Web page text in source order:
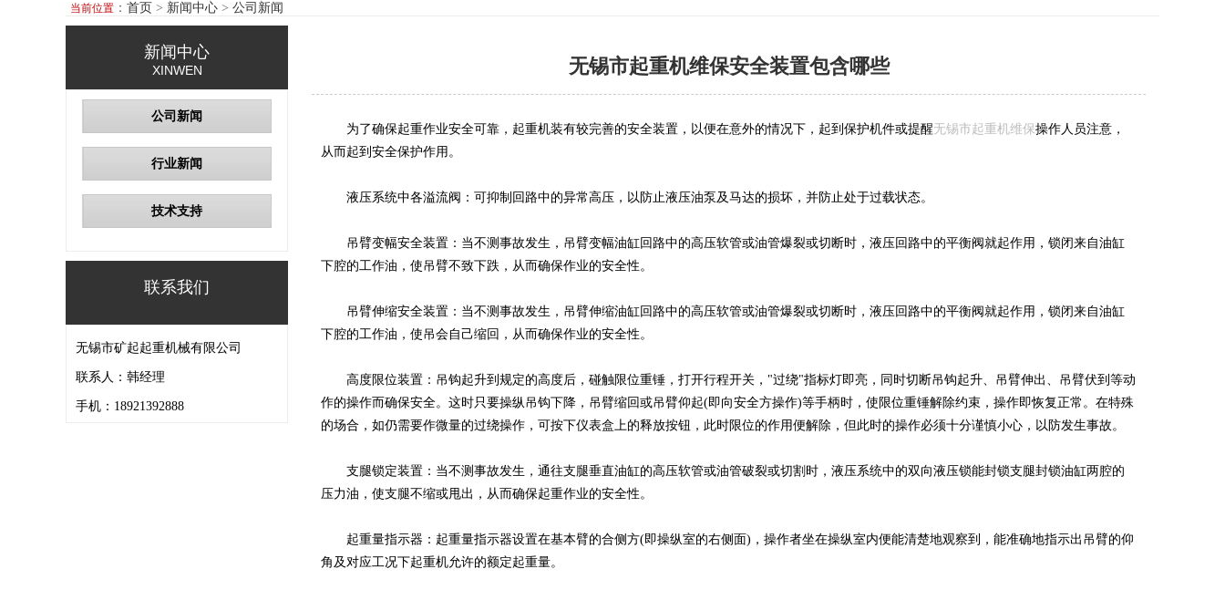
当前位置 ： 首页 > 新闻中心 > 公司新闻
新闻中心
XINWEN
公司新闻
行业新闻
技术支持
联系我们
无锡市矿起起重机械有限公司
联系人：韩经理
手机：18921392888
无锡市起重机维保安全装置包含哪些
为了确保起重作业安全可靠，起重机装有较完善的安全装置，以便在意外的情况下，起到保护机件或提醒无锡市起重机维保操作人员注意，
从而起到安全保护作用。
液压系统中各溢流阀：可抑制回路中的异常高压，以防止液压油泵及马达的损坏，并防止处于过载状态。
吊臂变幅安全装置：当不测事故发生，吊臂变幅油缸回路中的高压软管或油管爆裂或切断时，液压回路中的平衡阀就起作用，锁闭来自油缸
下腔的工作油，使吊臂不致下跌，从而确保作业的安全性。
吊臂伸缩安全装置：当不测事故发生，吊臂伸缩油缸回路中的高压软管或油管爆裂或切断时，液压回路中的平衡阀就起作用，锁闭来自油缸
下腔的工作油，使吊会自己缩回，从而确保作业的安全性。
高度限位装置：吊钩起升到规定的高度后，碰触限位重锤，打开行程开关，"过绕"指标灯即亮，同时切断吊钩起升、吊臂伸出、吊臂伏到等动
作的操作而确保安全。这时只要操纵吊钩下降，吊臂缩回或吊臂仰起(即向安全方操作)等手柄时，使限位重锤解除约束，操作即恢复正常。在特殊
的场合，如仍需要作微量的过绕操作，可按下仪表盒上的释放按钮，此时限位的作用便解除，但此时的操作必须十分谨慎小心，以防发生事故。
支腿锁定装置：当不测事故发生，通往支腿垂直油缸的高压软管或油管破裂或切割时，液压系统中的双向液压锁能封锁支腿封锁油缸两腔的
压力油，使支腿不缩或甩出，从而确保起重作业的安全性。
起重量指示器：起重量指示器设置在基本臂的合侧方(即操纵室的右侧面)，操作者坐在操纵室内便能清楚地观察到，能准确地指示出吊臂的仰
角及对应工况下起重机允许的额定起重量。